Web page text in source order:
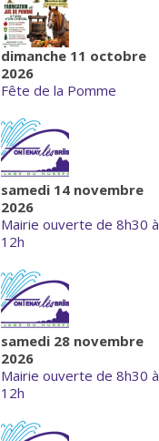
dimanche 11 octobre
2026
Fête de la Pomme
samedi 14 novembre
2026
Mairie ouverte de 8h30 à
12h
samedi 28 novembre
2026
Mairie ouverte de 8h30 à
12h